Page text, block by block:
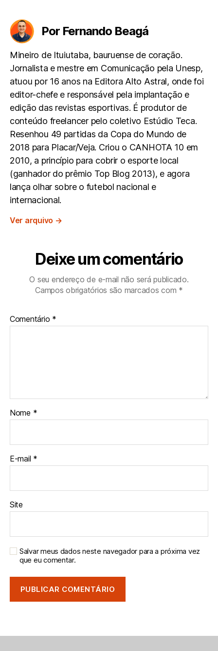
Por Fernando Beagá
Mineiro de Ituiutaba, bauruense de coração.
Jornalista e mestre em Comunicação pela Unesp,
atuou por 16 anos na Editora Alto Astral, onde foi
editor-chefe e responsável pela implantação e
edição das revistas esportivas. É produtor de
conteúdo freelancer pelo coletivo Estúdio Teca.
Resenhou 49 partidas da Copa do Mundo de
2018 para Placar/Veja. Criou o CANHOTA 10 em
2010, a princípio para cobrir o esporte local
(ganhador do prêmio Top Blog 2013), e agora
lança olhar sobre o futebol nacional e
internacional.
Ver arquivo →
Deixe um comentário
O seu endereço de e-mail não será publicado.
Campos obrigatórios são marcados com *
Comentário *
Nome *
E-mail *
Site
Salvar meus dados neste navegador para a próxima vez
que eu comentar.